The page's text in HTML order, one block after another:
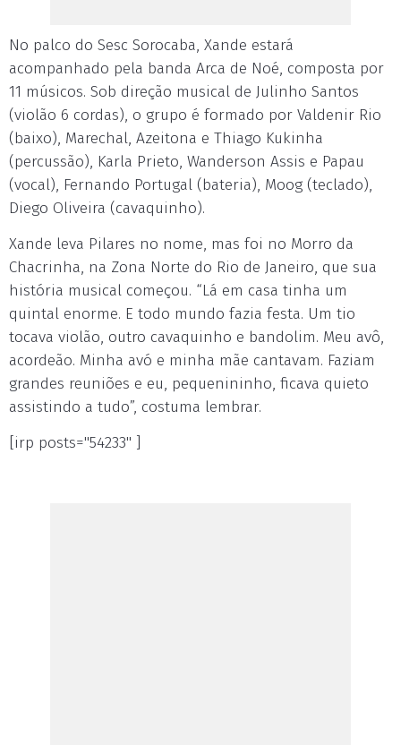
No palco do Sesc Sorocaba, Xande estará
acompanhado pela banda Arca de Noé, composta por
11 músicos. Sob direção musical de Julinho Santos
(violão 6 cordas), o grupo é formado por Valdenir Rio
(baixo), Marechal, Azeitona e Thiago Kukinha
(percussão), Karla Prieto, Wanderson Assis e Papau
(vocal), Fernando Portugal (bateria), Moog (teclado),
Diego Oliveira (cavaquinho).
Xande leva Pilares no nome, mas foi no Morro da
Chacrinha, na Zona Norte do Rio de Janeiro, que sua
história musical começou. “Lá em casa tinha um
quintal enorme. E todo mundo fazia festa. Um tio
tocava violão, outro cavaquinho e bandolim. Meu avô,
acordeão. Minha avó e minha mãe cantavam. Faziam
grandes reuniões e eu, pequenininho, ficava quieto
assistindo a tudo”, costuma lembrar.
[irp posts="54233" ]